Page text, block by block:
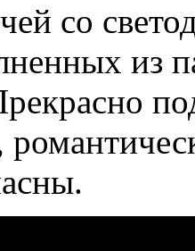
со
из